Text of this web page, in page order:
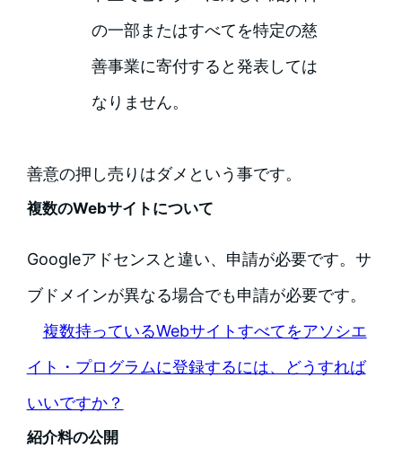
の一部またはすべてを特定の慈
善事業に寄付すると発表しては
なりません。
善意の押し売りはダメという事です。
複数のWebサイトについて
Googleアドセンスと違い、申請が必要です。サ
ブドメインが異なる場合でも申請が必要です。
複数持っているWebサイトすべてをアソシエ
イト・プログラムに登録するには、どうすれば
いいですか？
紹介料の公開